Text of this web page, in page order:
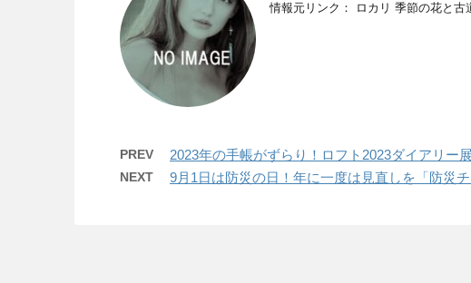
情報元リンク： ロカリ 季節の花と古
PREV 2023年の手帳がずらり！ロフト2023ダイアリー
NEXT 9月1日は防災の日！年に一度は見直しを「防災